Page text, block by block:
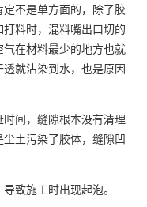
不是单方面的，除了胶
料时，混料嘴出口切的
在材料最少的地方也就
就沾染到水，也是原因
间，缝隙根本没有清理
土污染了胶体，缝隙凹
致施工时出现起泡。